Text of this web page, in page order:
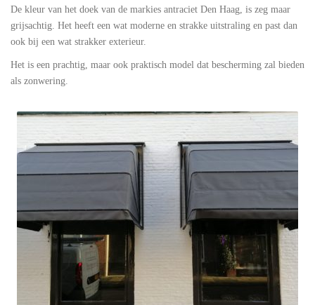
De kleur van het doek van de markies antraciet Den Haag, is zeg maar
grijsachtig. Het heeft een wat moderne en strakke uitstraling en past dan
ook bij een wat strakker exterieur.
Het is een prachtig, maar ook praktisch model dat bescherming zal bieden
als zonwering.